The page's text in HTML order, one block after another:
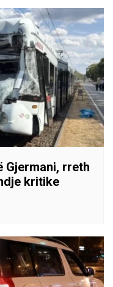
Gjermani, rreth
kritike